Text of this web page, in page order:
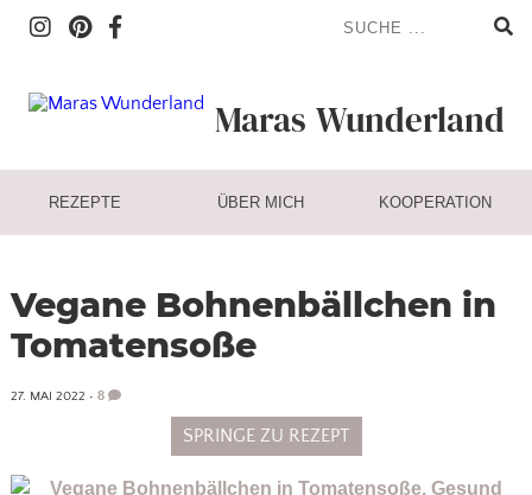
Maras Wunderland
REZEPTE ÜBER MICH KOOPERATION
Vegane Bohnenbällchen in
Tomatensoße
27. MAI 2022 • 8
SPRINGE ZU REZEPT